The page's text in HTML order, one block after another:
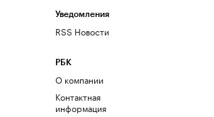
Уведомления
RSS Новости
РБК
О компании
Контактная
информация